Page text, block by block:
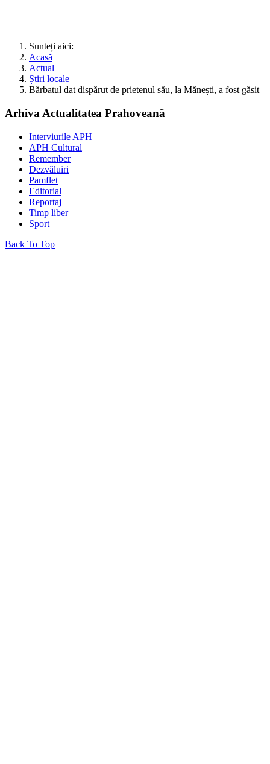
Sunteți aici:
Acasă
Actual
Știri locale
Bărbatul dat dispărut de prietenul său, la Mănești, a fost găsit
Arhiva Actualitatea Prahoveană
Interviurile APH
APH Cultural
Remember
Dezvăluiri
Pamflet
Editorial
Reportaj
Timp liber
Sport
Back To Top